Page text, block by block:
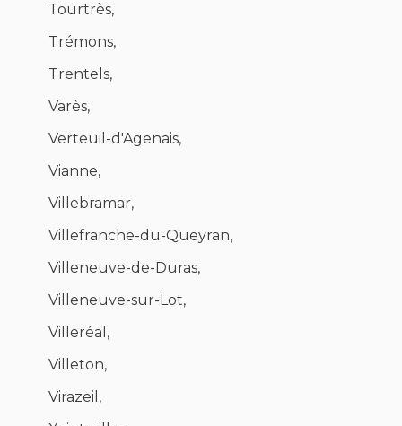
Tourtrès,
Trémons,
Trentels,
Varès,
Verteuil-d'Agenais,
Vianne,
Villebramar,
Villefranche-du-Queyran,
Villeneuve-de-Duras,
Villeneuve-sur-Lot,
Villeréal,
Villeton,
Virazeil,